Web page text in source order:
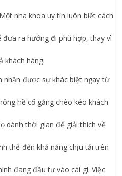
nha khoa uy tín luôn biết cách
ra hướng đi phù hợp, thay vì
khách hàng.
nhận được sự khác biệt ngay từ
hề cố gắng chèo kéo khách
dành thời gian để giải thích về
thể đến khả năng chịu tải trên
đang đầu tư vào cái gì. Việc